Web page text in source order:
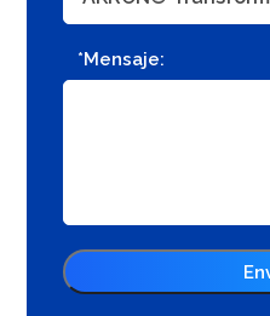
*Mensaje: